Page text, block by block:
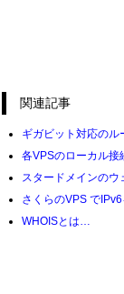
関連記事
ギガビット対応のル
各VPSのローカル接
スタードメインのウ
さくらのVPS で
WHOISとは…